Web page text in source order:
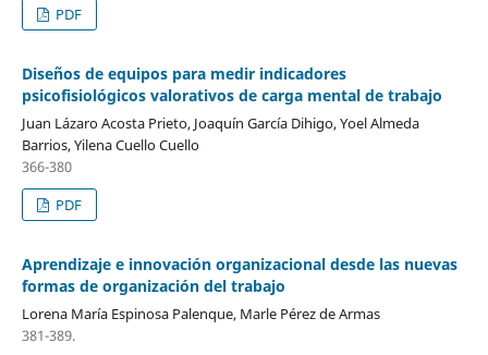
PDF
Diseños de equipos para medir indicadores
psicofisiológicos valorativos de carga mental de trabajo
Juan Lázaro Acosta Prieto, Joaquín García Dihigo, Yoel Almeda
Barrios, Yilena Cuello Cuello
366-380
PDF
Aprendizaje e innovación organizacional desde las nuevas
formas de organización del trabajo
Lorena María Espinosa Palenque, Marle Pérez de Armas
381-389.